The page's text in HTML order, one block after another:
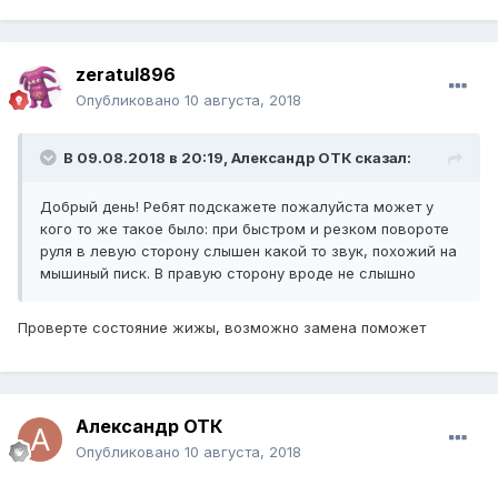
zeratul896
Опубликовано 10 августа, 2018
В 09.08.2018 в 20:19, Александр ОТК сказал:
Добрый день! Ребят подскажете пожалуйста может у
кого то же такое было: при быстром и резком повороте
руля в левую сторону слышен какой то звук, похожий на
мышиный писк. В правую сторону вроде не слышно
Проверте состояние жижы, возможно замена поможет
Александр ОТК
Опубликовано 10 августа, 2018